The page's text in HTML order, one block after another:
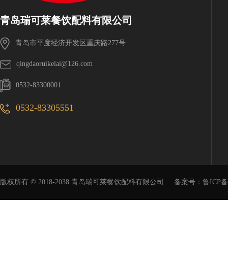
青岛瑞可莱餐饮配料有限公司
青岛市平度经济开发区重庆路277号
qingdaoruikelai@126.com
0532-83300001
0532-83305551
版权所有 © 2018-2038 青岛瑞可莱餐饮配料有限公司 备案号： 鲁ICP